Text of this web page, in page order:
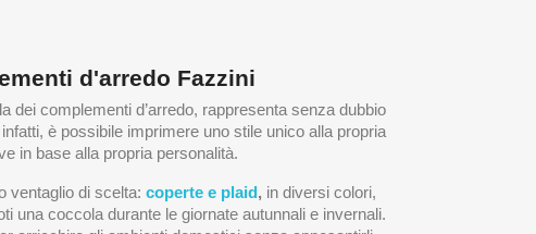
d'arredo Fazzini
dei complementi d’arredo, rappresenta senza dubbio
è possibile imprimere uno stile unico alla propria
in base alla propria personalità.
ventaglio di scelta: coperte e plaid, in diversi colori,
una coccola durante le giornate autunnali e invernali.